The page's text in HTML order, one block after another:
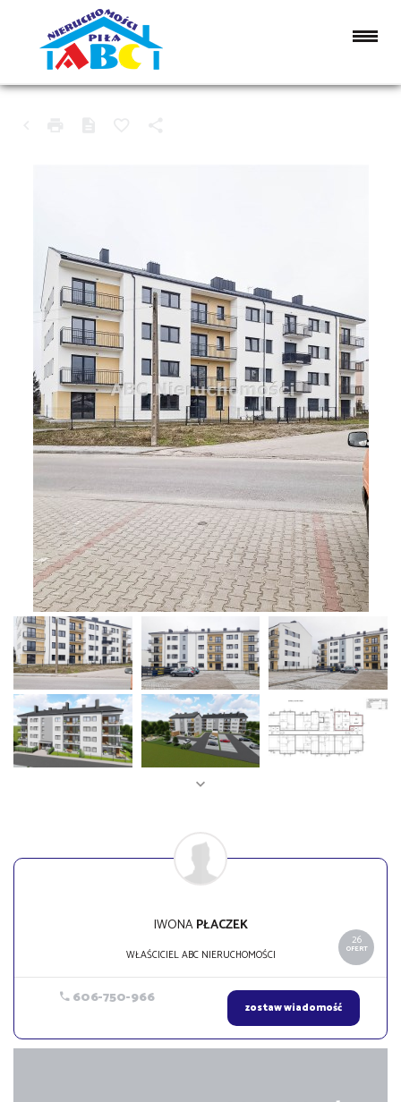
MARGONIN
MIESZKANIE NA SPRZEDAŻ
26
OFERT
IWONAPŁACZEK
WŁAŚCICIEL ABC NIERUCHOMOŚCI
606-750-966 zostaw wiadomość